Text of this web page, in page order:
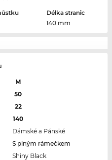
Délka stranic
140 mm
M
50
22
140
Dámské a Pánské
S plným rámečkem
Shiny Black